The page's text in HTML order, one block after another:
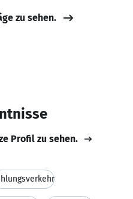
zu sehen.
Profil zu sehen.